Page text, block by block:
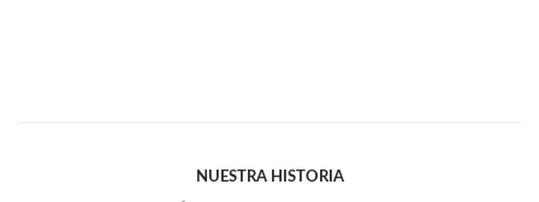
NUESTRA HISTORIA